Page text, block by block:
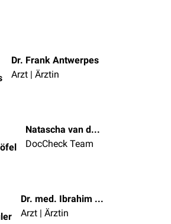
Dr. Frank Antwerpes
Arzt | Ärztin
Natascha van den Höfel
DocCheck Team
Dr. med. Ibrahim Güler
Arzt | Ärztin